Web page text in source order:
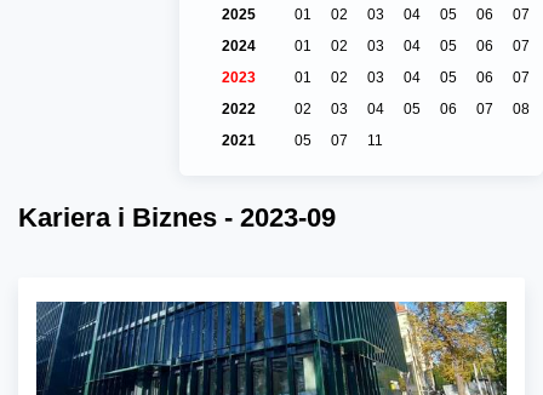
2025
01 02 03 04 05 06
07
2024
01 02 03 04 05 06
07
2023
01 02 03 04 05 06
07
2022
02 03 04 05 06 07
08
2021
05 07 11
Kariera i Biznes - 2023-09